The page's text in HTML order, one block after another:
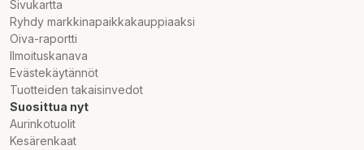
Sivukartta
Ryhdy markkinapaikkakauppiaaksi
Oiva-raportti
Ilmoituskanava
Evästekäytännöt
Tuotteiden takaisinvedot
Suosittua nyt
Aurinkotuolit
Kesärenkaat